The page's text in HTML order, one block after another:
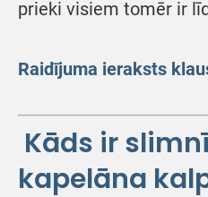
prieki visiem tomēr ir
Raidījuma ieraksts
Kāds ir
kapelāna